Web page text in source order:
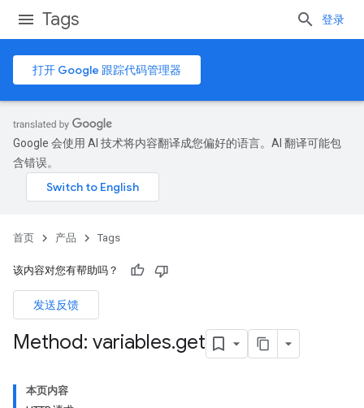
Tags 登录
打开 Google 跟踪代码管理器
Google 会使用 AI 技术将内容翻译成您偏好的语言。AI 翻译可能包
含错误。
首页 产品 Tags
该内容对您有帮助吗？
发送反馈
Method: variables.get
本页内容